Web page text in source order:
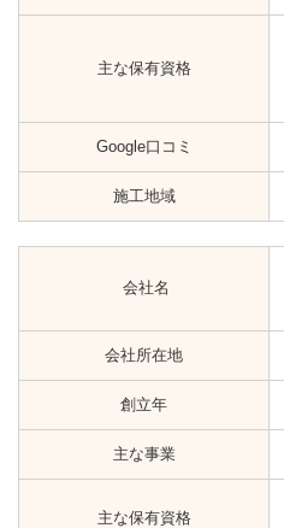
主な保有資格
Google口コミ
施工地域
会社名
会社所在地
創立年
主な事業
主な保有資格